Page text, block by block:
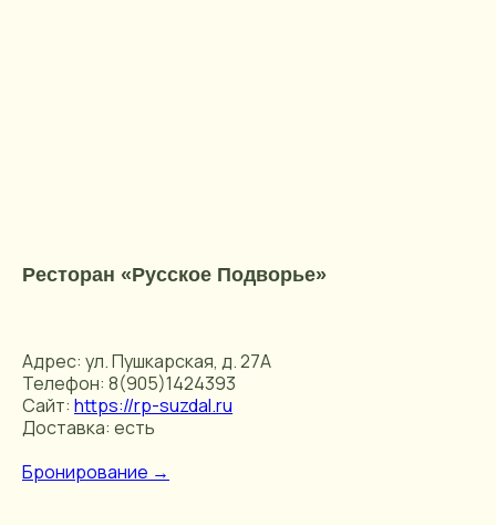
Ресторан «Русское Подворье»
Адрес: ул. Пушкарская, д. 27А
Телефон: 8(905)1424393
Сайт: https://rp-suzdal.ru
Доставка: есть
Бронирование →